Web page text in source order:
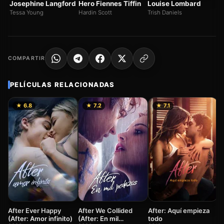
Josephine Langford
Tessa Young
Hero Fiennes Tiffin
Hardin Scott
Louise Lombard
Trish Daniels
COMPARTIR
PELÍCULAS RELACIONADAS
★ 6.8
After Ever Happy
(After: Amor infinito)
★ 7.2
After We Collided
(After: En mil
★ 7.1
After: Aquí empieza
todo